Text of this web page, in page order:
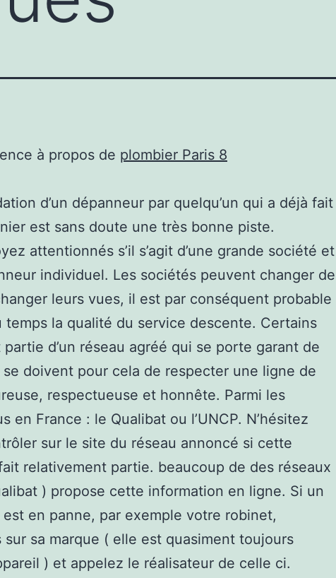
à propos de plombier Paris 8
d’un dépanneur par quelqu’un qui a déjà fait
est sans doute une très bonne piste.
attentionnés s’il s’agit d’une grande société et
individuel. Les sociétés peuvent changer de
leurs vues, il est par conséquent probable
temps la qualité du service descente. Certains
d’un réseau agréé qui se porte garant de
doivent pour cela de respecter une ligne de
respectueuse et honnête. Parmi les
en France : le Qualibat ou l’UNCP. N’hésitez
sur le site du réseau annoncé si cette
relativement partie. beaucoup de des réseaux
) propose cette information en ligne. Si un
en panne, par exemple votre robinet,
sa marque ( elle est quasiment toujours
) et appelez le réalisateur de celle ci.